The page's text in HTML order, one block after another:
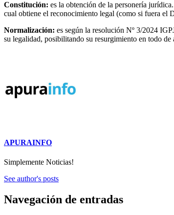
Constitución: es la obtención de la personería
cual obtiene el reconocimiento legal (como si fuera el
Normalización: es según la resolución Nº 3/2024
su legalidad, posibilitando su resurgimiento en todo de
APURAINFO
Simplemente Noticias!
See author's posts
Navegación de entradas